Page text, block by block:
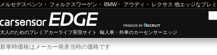
メルセデスベンツ ・ フォルクスワーゲン ・ BMW・ アウディ ・ レクサス 他エッジなプレ
大人のためのプレミアカーライフ実現サイト 輸入車・外車のカーセンサーエッジ
新車時価格はメーカー発表当時の価格です